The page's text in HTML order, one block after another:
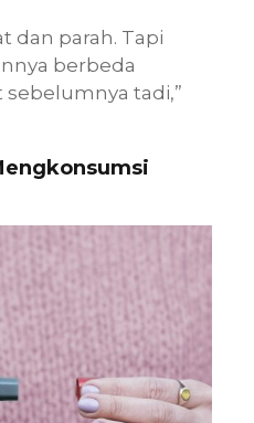
dan parah. Tapi
berbeda
tadi,”